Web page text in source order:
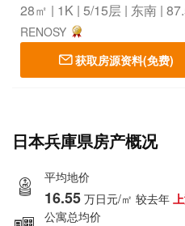
28㎡ | 1K | 5/15层 | 东南 |
RENOSY
获取房源资料(免费)
日本兵庫県房产概况
平均地价
16.55 万日元/㎡ 较去年
公寓总均价